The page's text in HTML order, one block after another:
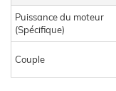
Puissance du moteur
(Spécifique)
Couple